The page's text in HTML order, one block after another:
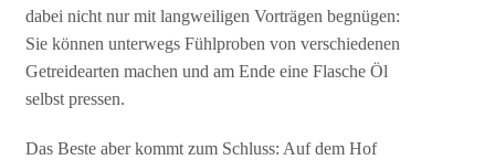
dabei nicht nur mit langweiligen Vorträgen begnügen:
Sie können unterwegs Fühlproben von verschiedenen
Getreidearten machen und am Ende eine Flasche Öl
selbst pressen.
Das Beste aber kommt zum Schluss: Auf dem Hof